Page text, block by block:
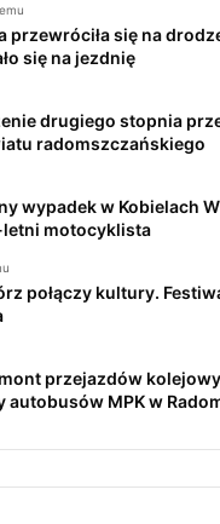
przewróciła się na
się na jezdnię
drugiego stopnia
radomszczańskiego
wypadek w Kobielach
motocyklista
połączy kultury.
przejazdów
autobusów MPK w